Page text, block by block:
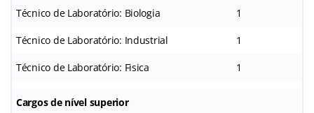
Técnico de Laboratório: Biologia 1
Técnico de Laboratório: Industrial 1
Técnico de Laboratório: Fisica 1
Cargos de nível superior